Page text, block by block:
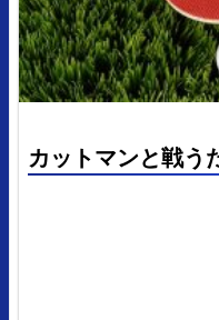
カットマンと戦う